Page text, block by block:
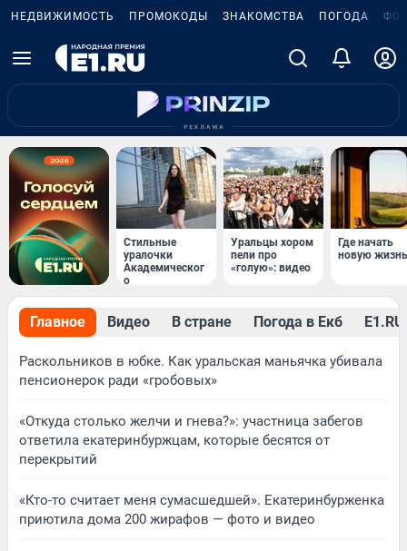
НЕДВИЖИМОСТЬ ПРОМОКОДЫ ЗНАКОМСТВА ПОГОДА
Стильные
уралочки
Академическог
о
Уральцы хором
пели про
«голую»: видео
Где начать
новую
Главное Видео В стране Погода в Екб
Раскольников в юбке. Как уральская маньячка убивала
пенсионерок ради «гробовых»
«Откуда столько желчи и гнева?»: участница забегов
ответила екатеринбуржцам, которые бесятся от
перекрытий
«Кто-то считает меня сумасшедшей». Екатеринбурженка
приютила дома 200 жирафов — фото и видео